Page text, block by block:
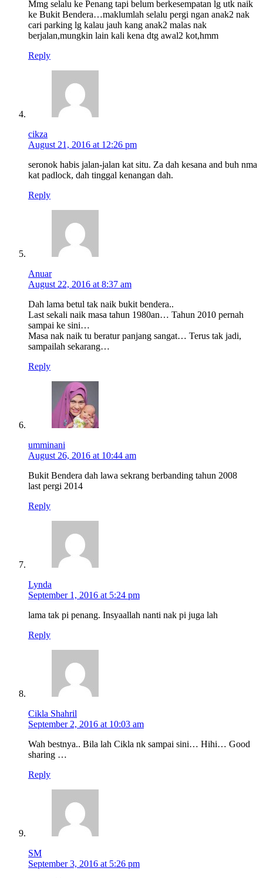
Mmg selalu ke Penang tapi belum berkesempatan lg utk naik
ke Bukit Bendera…maklumlah selalu pergi ngan anak2 nak
cari parking lg kalau jauh kang anak2 malas nak
berjalan,mungkin lain kali kena dtg awal2 kot,hmm
Reply
cikza
August 21, 2016 at 12:26 pm
seronok habis jalan-jalan kat situ. Za dah kesana and buh nma
kat padlock, dah tinggal kenangan dah.
Reply
Anuar
August 22, 2016 at 8:37 am
Dah lama betul tak naik bukit bendera..
Last sekali naik masa tahun 1980an… Tahun 2010 pernah
sampai ke sini…
Masa nak naik tu beratur panjang sangat… Terus tak jadi,
sampailah sekarang…
Reply
umminani
August 26, 2016 at 10:44 am
Bukit Bendera dah lawa sekrang berbanding tahun 2008
last pergi 2014
Reply
Lynda
September 1, 2016 at 5:24 pm
lama tak pi penang. Insyaallah nanti nak pi juga lah
Reply
Cikla Shahril
September 2, 2016 at 10:03 am
Wah bestnya.. Bila lah Cikla nk sampai sini… Hihi… Good
sharing …
Reply
SM
September 3, 2016 at 5:26 pm